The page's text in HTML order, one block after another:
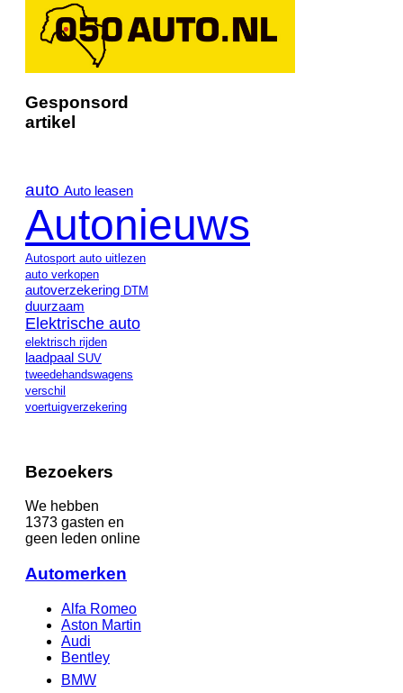
Gesponsord
artikel
auto Auto leasen
Autonieuws
Autosport auto uitlezen
auto verkopen
autoverzekering DTM
duurzaam
Elektrische auto
elektrisch rijden
laadpaal SUV
tweedehandswagens
verschil
voertuigverzekering
Bezoekers
We hebben
1373 gasten en
geen leden online
Automerken
Alfa Romeo
Aston Martin
Audi
Bentley
BMW